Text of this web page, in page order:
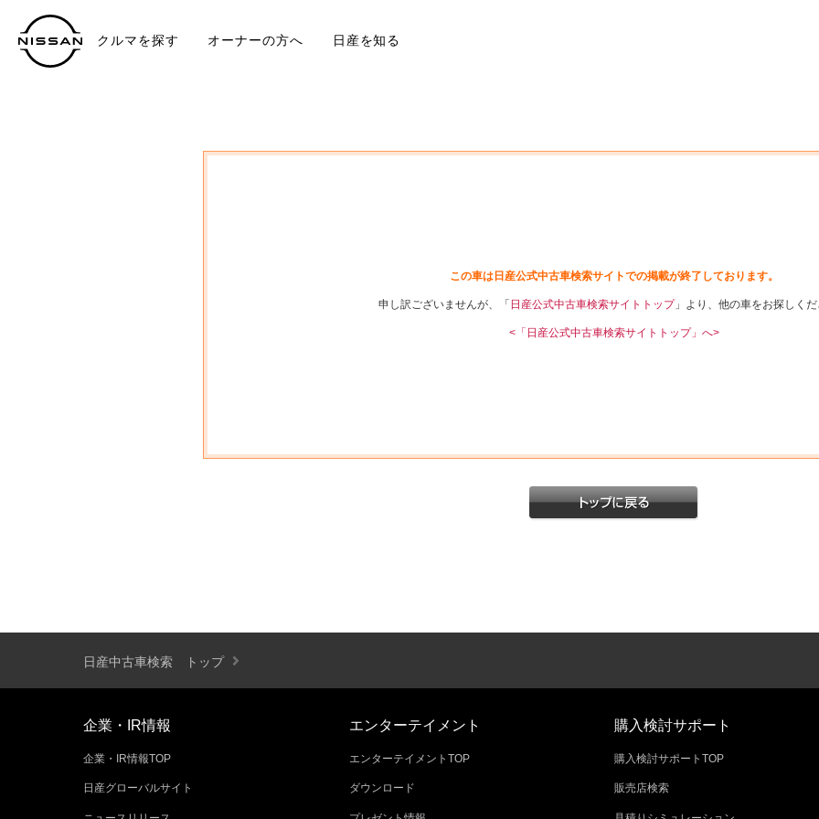
クルマを探す オーナーの方へ 日産を知る
この車は日産公式中古車検索サイトでの掲載が終了しております。
申し訳ございませんが、「 日産公式中古車検索サイトトップ」より、他の車をお探しくだ
<「日産公式中古車検索サイトトップ」へ>
日産中古車検索 トップ
企業・IR情報
企業・IR情報TOP
日産グローバルサイト
エンターテイメント
エンターテイメントTOP
ダウンロード
購入検討サポート
購入検討サポートTOP
販売店検索